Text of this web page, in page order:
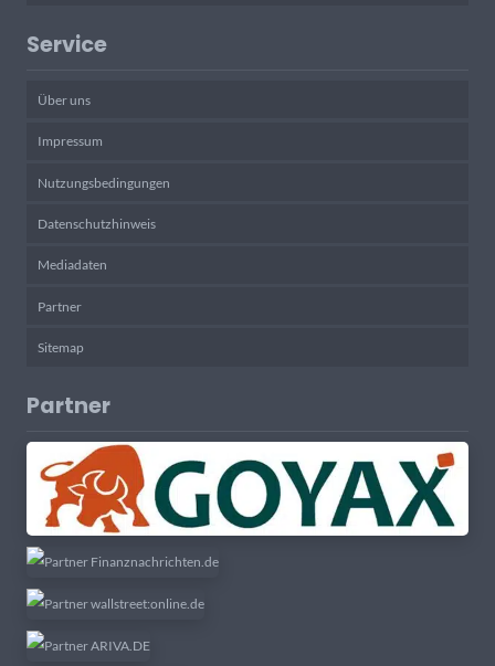
Service
Über uns
Impressum
Nutzungsbedingungen
Datenschutzhinweis
Mediadaten
Partner
Sitemap
Partner